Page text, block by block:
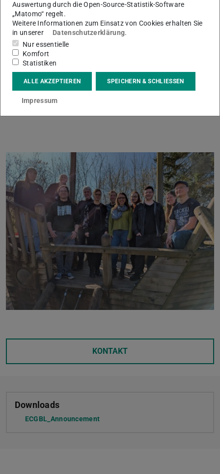
KONTAKT
Downloads
ECGBL_Announcement
Auswertung durch die Open-Source-Statistik-Software
„Matomo“ regelt.
Weitere Informationen zum Einsatz von Cookies erhalten Sie
in unserer
Datenschutzerklärung.
Nur essentielle
Komfort
Statistiken
ALLE AKZEPTIEREN SPEICHERN & SCHLIESSEN
Impressum